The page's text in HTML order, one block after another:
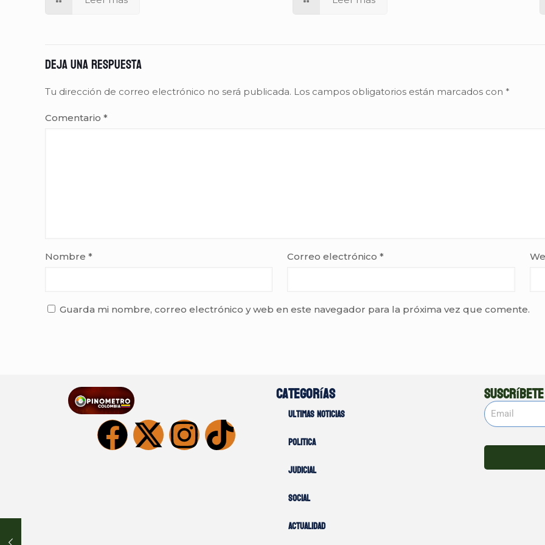
Deja una respuesta
Tu dirección de correo electrónico no será publicada. Los campos obligatorios están marcados con *
Comentario *
Nombre * Correo electrónico*
Guarda mi nombre, correo electrónico y web en este navegador para la próxima vez que comente.
Categorías
Ultimas noticias
Politica
Judicial
Social
Actualidad